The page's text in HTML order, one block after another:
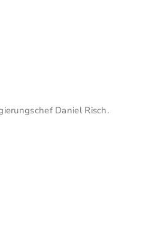
Daniel Risch.